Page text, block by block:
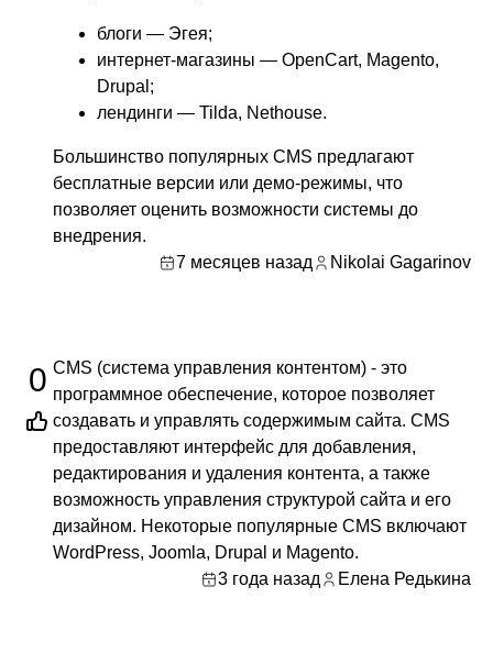
блоги — Эгея;
интернет-магазины — OpenCart, Magento,
Drupal;
лендинги — Tilda, Nethouse.
Большинство популярных CMS предлагают
бесплатные версии или демо-режимы, что
позволяет оценить возможности системы до
внедрения.
7 месяцев назад
Nikolai Gagarinov
0 CMS (система управления контентом) - это
программное обеспечение, которое позволяет
создавать и управлять содержимым сайта. CMS
предоставляют интерфейс для добавления,
редактирования и удаления контента, а также
возможность управления структурой сайта и его
дизайном. Некоторые популярные CMS включают
WordPress, Joomla, Drupal и Magento.
3 года назад
Елена Редькина